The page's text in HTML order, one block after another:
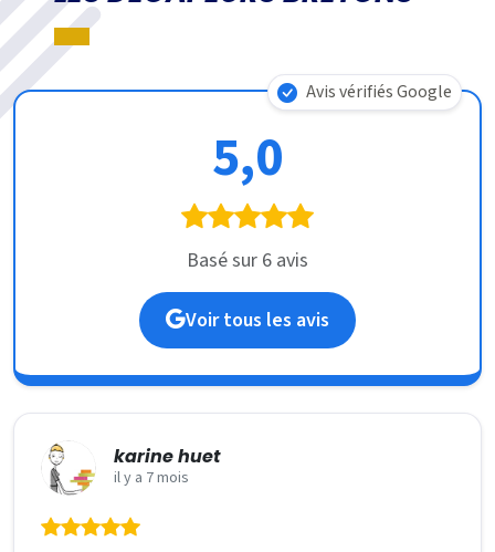
Avis vérifiés Google
5,0
Basé sur 6 avis
Voir tous les avis
karine huet
il y a 7 mois